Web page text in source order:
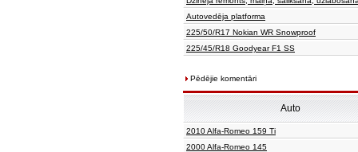
Autovedēja platforma
225/50/R17 Nokian WR Snowproof
225/45/R18 Goodyear F1 SS
Pēdējie komentāri
Auto
2010 Alfa-Romeo 159 Ti
2000 Alfa-Romeo 145